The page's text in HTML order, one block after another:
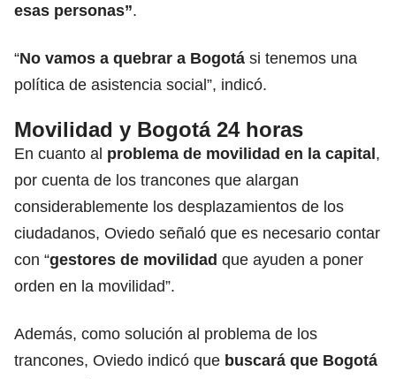
esas personas”.
“No vamos a quebrar a Bogotá si tenemos una
política de asistencia social”, indicó.
Movilidad y Bogotá 24 horas
En cuanto al problema de movilidad en la capital,
por cuenta de los trancones que alargan
considerablemente los desplazamientos de los
ciudadanos, Oviedo señaló que es necesario contar
con “gestores de movilidad que ayuden a poner
orden en la movilidad”.
Además, como solución al problema de los
trancones, Oviedo indicó que buscará que Bogotá